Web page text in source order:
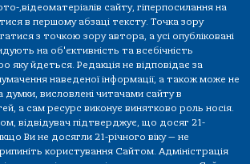
,відеоматеріалів сайту, гіперпосилання на
в першому абзаці тексту. Точка зору
з точкою зору автора, а усі опубліковані
на об'єктивність та всебічність
яку йдеться. Редакція не відповідає за
наведеної інформації, а також може не
думки, висловлені читачами сайту в
а сам ресурс виконує винятково роль носія.
відвідувач підтверджує, що досяг 21-
Ви не досягли 21-річного віку — не
користування Сайтом. Адміністрація